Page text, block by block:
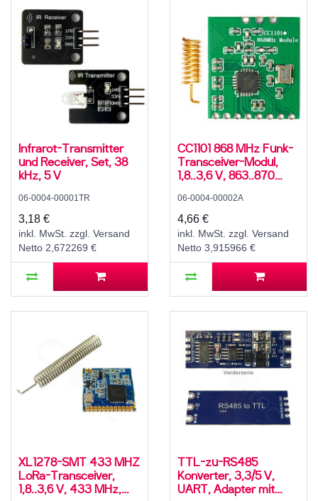
Infrarot-Transmitter
und Receiver, Set, 38
kHz, 5 V
06-0004-00001TR
3,18 €
inkl. MwSt. zzgl. Versand
Netto 2,672269 €
CC1101 868 MHz Funk-
Transceiver-Modul,
1,8..3,6 V, 863..870
kBit/s, -40..85 °C, SPI
06-0004-00002A
4,66 €
inkl. MwSt. zzgl. Versand
Netto 3,915966 €
XL1278-SMT 433 MHZ
LoRa-Transceiver,
1,8..3,6 V, 433 MHz,
TTL-zu-RS485
Konverter, 3,3/5 V,
UART, Adapter mit